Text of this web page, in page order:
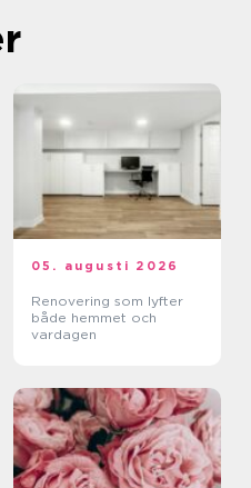
05. augusti 2026
Renovering som lyfter
både hemmet och
vardagen